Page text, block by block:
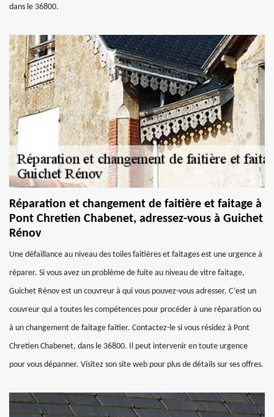
dans le 36800.
Réparation et changement de faitière et faitage à
Pont Chretien Chabenet, adressez-vous à Guichet
Rénov
Une défaillance au niveau des toiles faitières et faitages est une urgence à
réparer. Si vous avez un problème de fuite au niveau de vitre faitage,
Guichet Rénov est un couvreur à qui vous pouvez-vous adresser. C’est un
couvreur qui a toutes les compétences pour procéder à une réparation ou
à un changement de faitage faitier. Contactez-le si vous résidez à Pont
Chretien Chabenet, dans le 36800. Il peut intervenir en toute urgence
pour vous dépanner. Visitez son site web pour plus de détails sur ses offres.